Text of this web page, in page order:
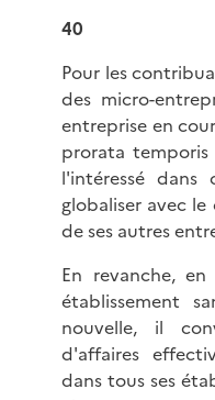
40
Pour les
des micro-
entreprise en
prorata
l'intéressé
globaliser avec
de ses autres
En revanche,
établissement
nouvelle, il
d'affaires
dans tous ses